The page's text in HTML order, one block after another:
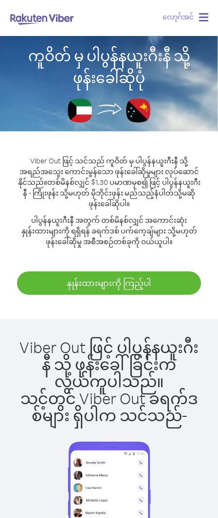
လော့ဂ်အင်
ကူဝိတ် မှ ပါပွန်နယူးဂီးနီ သို့
ဖုန်းခေါ်ဆိုပုံ
Viber Out ဖြင့် သင်သည် ကူဝိတ် မှ ပါပွန်နယူးဂီးနီ သို့
အရည်အသွေး ကောင်းမွန်သော ဖုန်းခေါ်ဆိုမှုများ လုပ်ဆောင်
နိုင်သည်။တစ်မိနစ်လျှင် $1.30 ပမာဏမှစ၍ ဖြင့် ပါပွန်နယူးဂီး
နီ - ကြိုးဖုန်း သို့မဟုတ် မိုဘိုင်းဖုန်း မည်သည့်နံပါတ်သို့မဆို
ဖုန်းခေါ်ဆိုပါ။
ပါပွန်နယူးဂီးနီ အတွက် တစ်မိနစ်လျှင် အကောင်းဆုံး
နှုန်းထားများကို ရရှိရန် ခရက်ဒစ် ပက်ကေ့ချ်များ သို့မဟုတ်
ဖုန်းခေါ်ဆိုမှု အစီအစဉ်တစ်ခုကို ဝယ်ယူပါ။
နှုန်းထားများကို ကြည့်ပါ
Viber Out ဖြင့် ပါပွန်နယူးဂီး
နီ သို့ ဖုန်းခေါ်ခြင်းက
လွယ်ကူပါသည်။
သင့်တွင် Viber Out ခရက်ဒ
စ်များ ရှိပါက သင်သည်-